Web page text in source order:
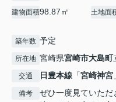
建物面積98.87㎡ 土地面
築年数 予定
所在地 宮崎県宮崎市大島町
交通 日豊本線 「宮崎神宮
備考
ぜひ一度見ていた